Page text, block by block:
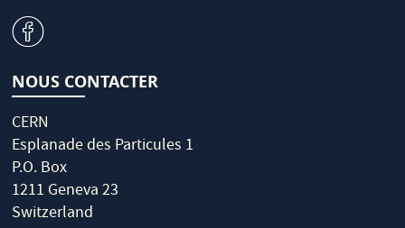
v
NOUS CONTACTER
CERN
Esplanade des Particules 1
P.O. Box
1211 Geneva 23
Switzerland